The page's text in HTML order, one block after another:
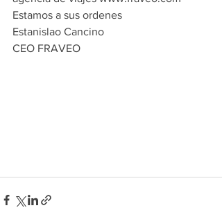
Estamos a sus ordenes
Estanislao Cancino
CEO FRAVEO